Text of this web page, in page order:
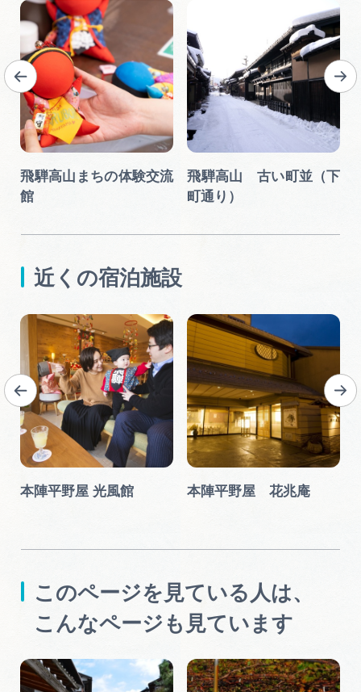
飛騨高山まちの体験交流
館
飛騨高山 古い町並（下
町通り）
近くの宿泊施設
本陣平野屋 光風館 本陣平野屋 花兆庵
このページを見ている人は、
こんなページも見ています